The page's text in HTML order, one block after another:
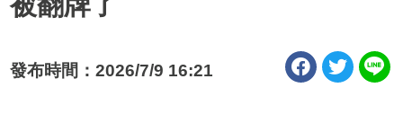
發布時間：2026/7/9 16:21